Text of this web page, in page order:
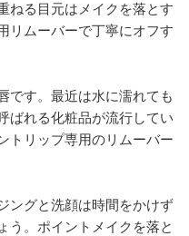
ねる目元はメイクを落とす
リムーバーで丁寧にオフす
です。最近は水に濡れても
ばれる化粧品が流行してい
トリップ専用のリムーバー
ングと洗顔は時間をかけず
う。ポイントメイクを落と